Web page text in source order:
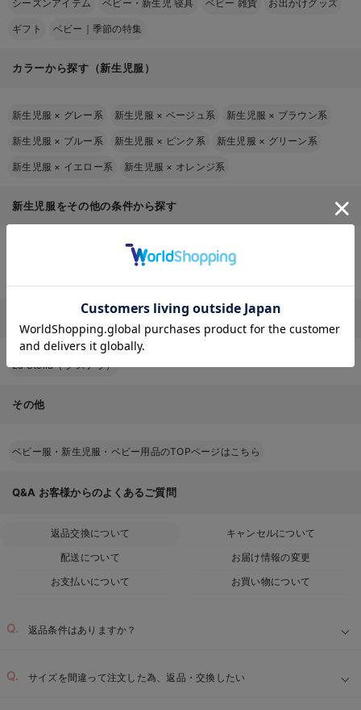
シーズンアイテム ベビー・新生児 寝具 ベビー 雑貨 お出かけグッズ
ギフト ベビー｜季節の特集
カラーから探す（新生児服）
新生児服 × グレー系 新生児服 × ベージュ系 新生児服 × ブラウン系
新生児服 × ブルー系 新生児服 × ピンク系 新生児服 × グリーン系
新生児服 × イエロー系 新生児服 × オレンジ系
新生児服をその他の条件から探す
新生児服 ×生後1～3ケ月頃
新生児服 70㎝のブランドページから探す
La Stella（ラ ステラ）
その他
ベビー服・新生児服・ベビー用品のTOPページはこちら
Q&A お客様からのよくあるご質問
返品交換について
キャンセルについて
配送について
お届け情報の変更
お支払いについて
お買い物について
返品条件はありますか？
サイズを間違って注文した為、返品・交換したい
お気に入り商品を確認する